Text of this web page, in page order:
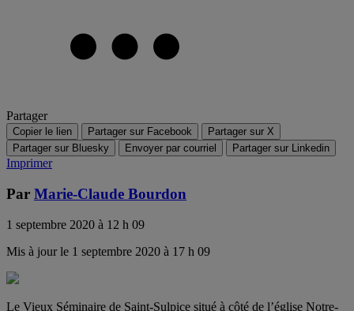
Partager
Copier le lien Partager sur Facebook
Partager sur X
Partager sur Bluesky
Envoyer par courriel Partager sur Linkedin
Imprimer
Par Marie-Claude Bourdon
1 septembre 2020 à 12 h 09
Mis à jour le 1 septembre 2020 à 17 h 09
Le Vieux Séminaire de Saint-Sulpice situé à côté de l’église Notre-